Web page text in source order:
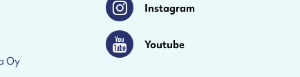
Oy
InstagramInstagram
Youtube Youtube